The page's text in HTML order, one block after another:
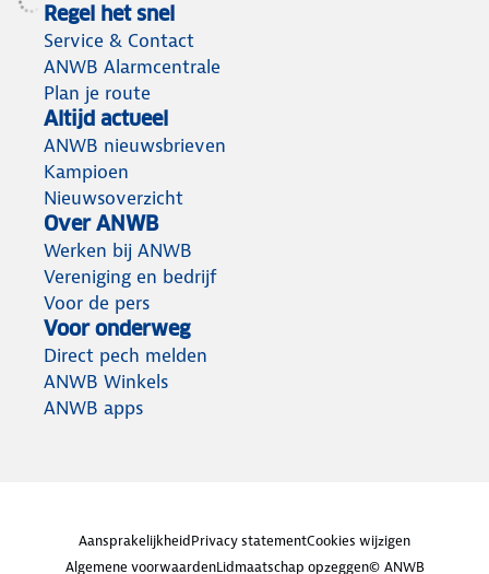
Regel het snel
Service & Contact
ANWB Alarmcentrale
Plan je route
Altijd actueel
ANWB nieuwsbrieven
Kampioen
Nieuwsoverzicht
Over ANWB
Werken bij ANWB
Vereniging en bedrijf
Voor de pers
Voor onderweg
Direct pech melden
ANWB Winkels
ANWB apps
AansprakelijkheidPrivacy statementCookies wijzigen
Algemene voorwaardenLidmaatschap opzeggen© ANWB